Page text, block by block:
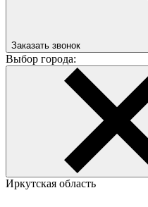
Заказать звонок
Выбор города:
Иркутская область